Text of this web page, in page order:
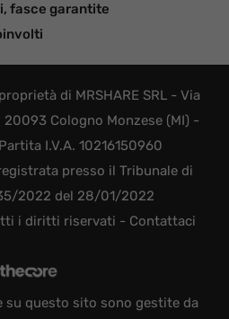
fasce garantite
di MRSHARE SRL - Via
20093 Cologno Monzese (MI) -
I.V.A. 10216150960
presso il Tribunale di
2022 del 28/01/2022
i diritti riservati - Contattaci
questo sito sono gestite da